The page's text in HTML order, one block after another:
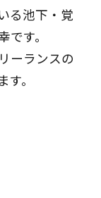
る池下・覚
です。
ーランスの
。